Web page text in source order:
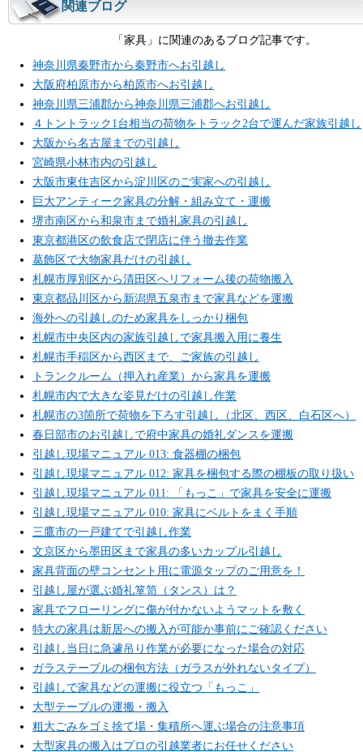
関連ブログ
「家具」に関連のあるブログ記事です。
神奈川県秦野市から秦野市へお引越し
大阪府柏原市から柏原市へお引越し
神奈川県三浦郡から神奈川県三浦郡へお引越し
４トントラック1台相当の荷物をトラック2台で運んだ家族引越し
大阪から名古屋までの引越し
宮崎県小林市内の引越し
大阪市東住吉区から淀川区のご実家への引越し
巨大アンティーク家具の分解・組み立て・運搬
堺市南区から和泉市まで婚礼家具の引越し
東京都港区の飲食店で閉店に伴う撤去作業
葛飾区で大物家具だけの引越し
札幌市厚別区から清田区へリフォーム後の荷物搬入
東京都品川区から新潟県五泉市まで家具などを運搬
海外への引越しのため家具をしっかり梱包
札幌市中央区内の家族引越しで家具搬入用に養生
札幌市手稲区から西区まで、ご家族の引越し
トランクルーム（押入れ産業）から家具を運搬
札幌市内で大きな姿見だけの引越し作業
札幌市の3箇所で荷物を下ろす引越し（北区、西区、白石区へ）
春日部市のお引越しで府中家具の婚礼ダンスを運搬
引越し現場マニュアル 013: 食器棚の梱包
引越し現場マニュアル 012: 家具を梱包する際の棚板の取り扱い
引越し現場マニュアル 011: 「もっこ」で家具を安全に運搬
引越し現場マニュアル 010: 家具にベルトをまく手順
三鷹市の一戸建てで引越し作業
文京区から墨田区まで家具の多いカップル引越し
家具背面の壁コンセント用に電源タップのご用意を！
引越し屋が選ぶ婚礼箪笥（タンス）は？
家具でフローリングに傷が付かないようマットを敷く
特大の家具は新居への搬入が可能か事前にご確認ください
引越し当日に急遽吊り作業が必要になった場合の対応
ガラステーブルの梱包方法（ガラスが外れないタイプ）
引越しで家具などの運搬に役立つ「もっこ」
大型テーブルの運搬・搬入
粗大ごみをゴミ捨て場・集積所へ運ぶ場合の注意事項
大型家具の搬入はプロの引越業者にお任せください